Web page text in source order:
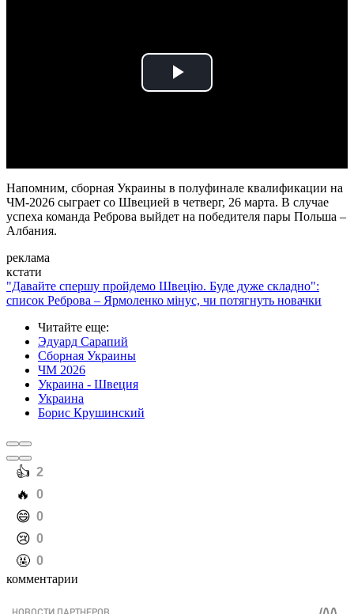
Play
Напомним, сборная Украины в полуфинале квалификации на
ЧМ-2026 сыграет со Швецией в четверг, 26 марта. В случае
успеха команда Реброва выйдет на победителя пары Польша –
Албания.
реклама
кстати
"Давайте спершу пройдемо Швецію. Буде дуже складно":
список Реброва – Ярмоленко мінус, чи потягнуть новачки
Читайте еще:
Эдуард Сарапий
Сборная Украины
ЧМ 2026
Украина - Швеция
Украина
Борис Крушинский
️👍 2
️🔥 0
️😄 0
️😢 0
️🤬 0
комментарии